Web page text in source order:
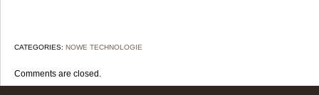
CATEGORIES: NOWE TECHNOLOGIE
Comments are closed.